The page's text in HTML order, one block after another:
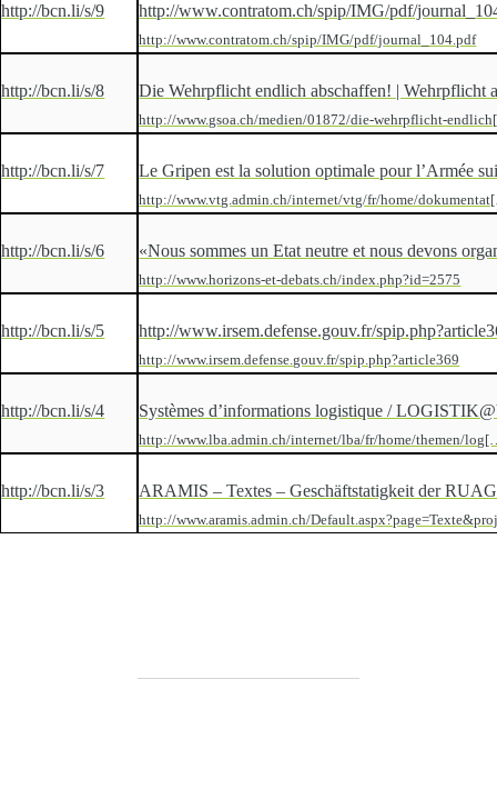
http://bcn.li/s/9 http://www.contratom.ch/spip/IMG/pdf/
http://www.contratom.ch/spip/IMG/pdf/journal_104.pdf
http://bcn.li/s/8 Die Wehrpflicht endlich abschaffen! |
http://www.gsoa.ch/medien/01872/die-wehrpflicht-
http://bcn.li/s/7 Le Gripen est la solution optimale pour l’Armée
http://www.vtg.admin.ch/internet/vtg/fr/home/
http://bcn.li/s/6 «Nous sommes un Etat neutre et nous devons
http://www.horizons-et-debats.ch/index.php?id=2575
http://bcn.li/s/5 http://www.irsem.defense.gouv.fr/
http://www.irsem.defense.gouv.fr/spip.php?article369
http://bcn.li/s/4 Systèmes d’informations logistique /
http://www.lba.admin.ch/internet/lba/fr/home/themen/
http://bcn.li/s/3 ARAMIS – Textes – Geschäftstatigkeit der RUAG
http://www.aramis.admin.ch/